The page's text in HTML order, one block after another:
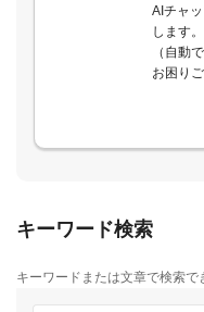
AIチャ
します。
（自動
お困り
キーワード検索
キーワードまたは文章で検索で